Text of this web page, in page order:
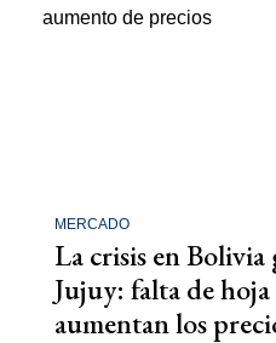
MERCADO
La crisis en Bolivia
Jujuy: falta de hoja
aumentan los